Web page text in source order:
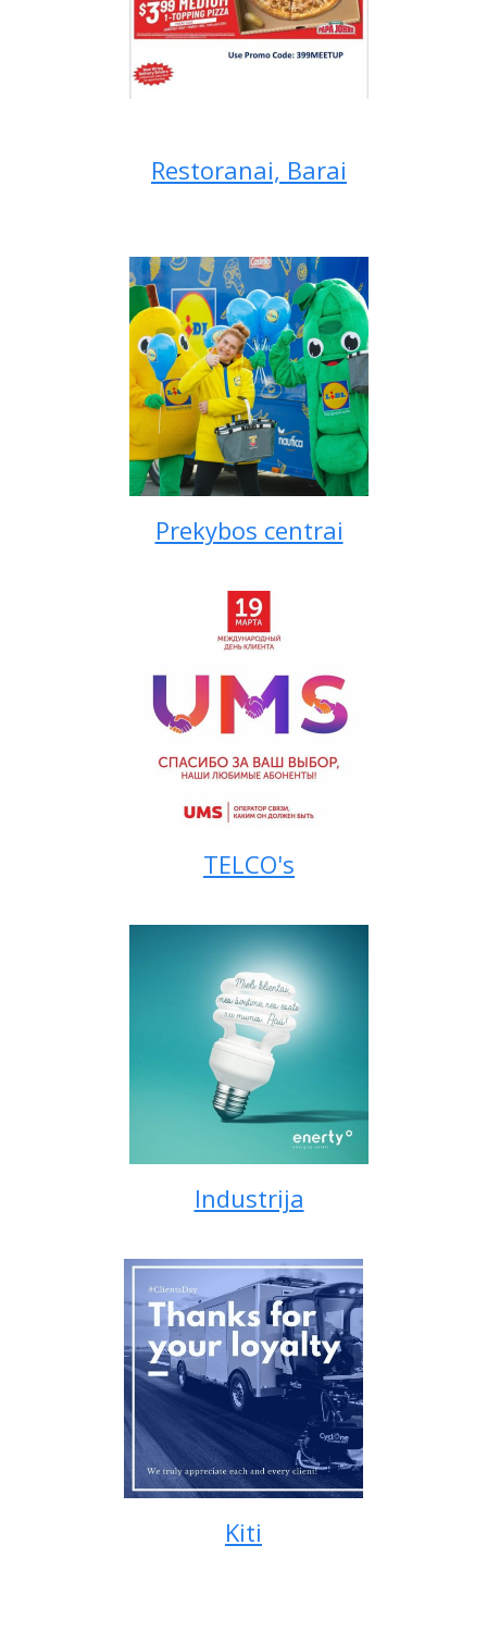
Restoranai, Barai
Prekybos centrai
TELCO's
Industrija
Kiti